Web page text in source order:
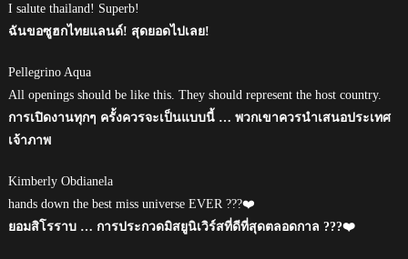
I salute thailand! Superb!
ฉันขอซูฮกไทยแลนด์! สุดยอดไปเลย!
Pellegrino Aqua
All openings should be like this. They should represent the host country.
การเปิดงานทุกๆ ครั้งควรจะเป็นแบบนี้ … พวกเขาควรนำเสนอประเทศ
เจ้าภาพ
Kimberly Obdianela
hands down the best miss universe EVER ???❤️
ยอมสิโรราบ … การประกวดมิสยูนิเวิร์สที่ดีที่สุดตลอดกาล ???❤️